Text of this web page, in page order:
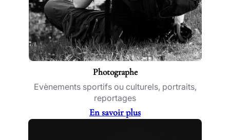
Photographe
Evènements sportifs ou culturels, portraits,
reportages
En savoir plus